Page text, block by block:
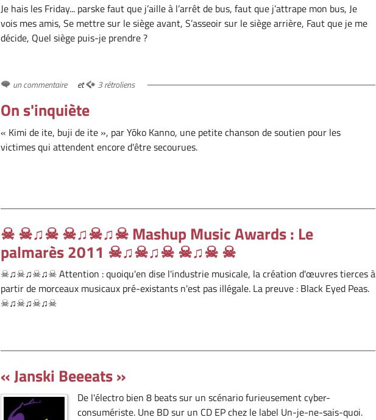
Je hais les Friday... parske faut que j’aille à l’arrêt de bus, faut que j’attrape mon bus, Je
vois mes amis, Se mettre sur le siège avant, S’asseoir sur le siège arrière, Faut que je me
décide, Quel siège puis-je prendre ?
un commentaire et 3 rétroliens
On s'inquiète
« Kimi de ite, buji de ite », par Yōko Kanno, une petite chanson de soutien pour les
victimes qui attendent encore d'être secourues.
☠ ☠♫☠ ☠♫☠♫☠ Mashup Music Awards : Le
palmarès 2011 ☠♫☠♫☠ ☠♫☠ ☠
☠♫☠♫☠♫☠ Attention : quoiqu'en dise l'industrie musicale, la création d'œuvres tierces à
partir de morceaux musicaux pré-existants n'est pas illégale. La preuve : Black Eyed Peas.
☠♫☠♫☠♫☠
« Janski Beeeats »
De l'électro bien 8 beats sur un scénario furieusement cyber-
consumériste. Une BD sur un CD EP chez le label Un-je-ne-sais-quoi.